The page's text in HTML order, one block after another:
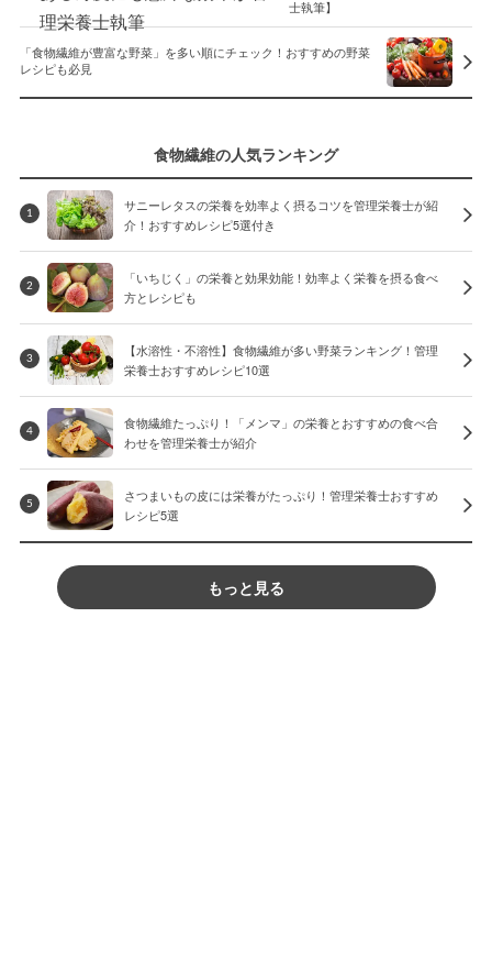
士執筆】
「食物繊維が豊富な野菜」を多い順にチェック！おすすめの野菜
レシピも必見
食物繊維の人気ランキング
1
サニーレタスの栄養を効率よく摂るコツを管理栄養士が紹
介！おすすめレシピ5選付き
2
「いちじく」の栄養と効果効能！効率よく栄養を摂る食べ
方とレシピも
3
【水溶性・不溶性】食物繊維が多い野菜ランキング！管理
栄養士おすすめレシピ10選
4
食物繊維たっぷり！「メンマ」の栄養とおすすめの食べ合
わせを管理栄養士が紹介
5
さつまいもの皮には栄養がたっぷり！管理栄養士おすすめ
レシピ5選
もっと見る